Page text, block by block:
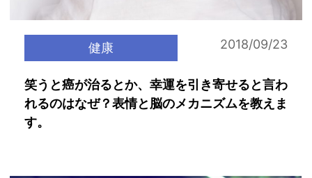
健康 2018/09/23
笑うと癌が治るとか、幸運を引き寄せると言わ
れるのはなぜ？表情と脳のメカニズムを教えま
す。